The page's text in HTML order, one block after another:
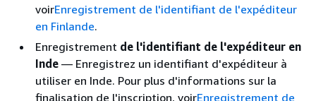
voirEnregistrement de l'identifiant de l'expéditeur
en Finlande.
Enregistrement de l'identifiant de l'expéditeur en
Inde — Enregistrez un identifiant d'expéditeur à
utiliser en Inde. Pour plus d'informations sur la
finalisation de l'inscription, voirEnregistrement de